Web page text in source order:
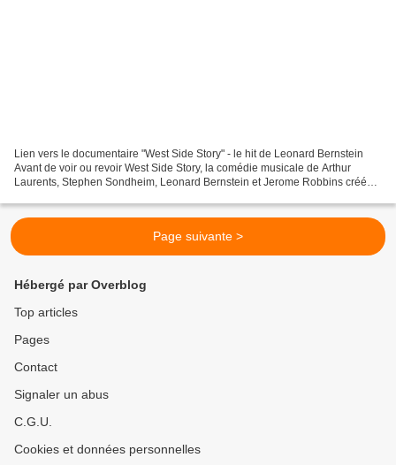
Lien vers le documentaire "West Side Story" - le hit de Leonard Bernstein
Avant de voir ou revoir West Side Story, la comédie musicale de Arthur
Laurents, Stephen Sondheim, Leonard Bernstein et Jerome Robbins créée
Page suivante >
Hébergé par Overblog
Top articles
Pages
Contact
Signaler un abus
C.G.U.
Cookies et données personnelles